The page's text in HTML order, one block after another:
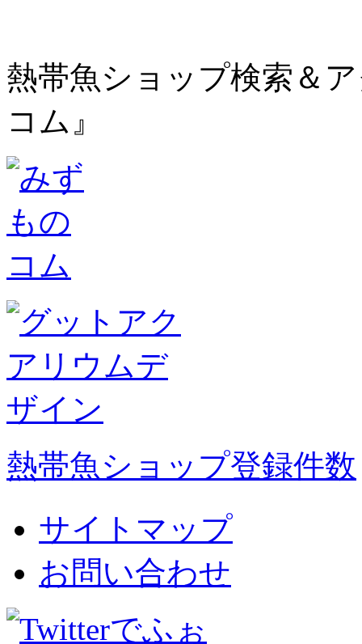
熱帯魚ショップ検索＆
コム』
熱帯魚ショップ登録件数
サイトマップ
お問い合わせ